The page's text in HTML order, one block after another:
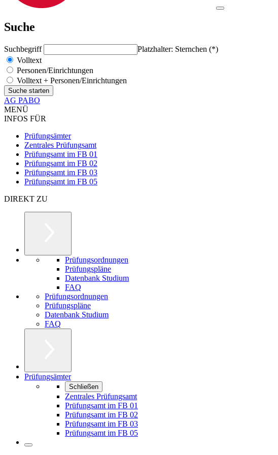
Suche
Suchbegriff
Platzhalter: Sternchen (*)
Volltext
Personen/Einrichtungen
Volltext + Personen/Einrichtungen
AG PABO
MENÜ
INFOS FÜR
Prüfungsämter
Zentrales Prüfungsamt
Prüfungsamt im FB 01
Prüfungsamt im FB 02
Prüfungsamt im FB 03
Prüfungsamt im FB 05
DIREKT ZU
Prüfungsordnungen
Prüfungspläne
Datenbank Studium
FAQ
Prüfungsordnungen
Prüfungspläne
Datenbank Studium
FAQ
Prüfungsämter
Schließen
Zentrales Prüfungsamt
Prüfungsamt im FB 01
Prüfungsamt im FB 02
Prüfungsamt im FB 03
Prüfungsamt im FB 05